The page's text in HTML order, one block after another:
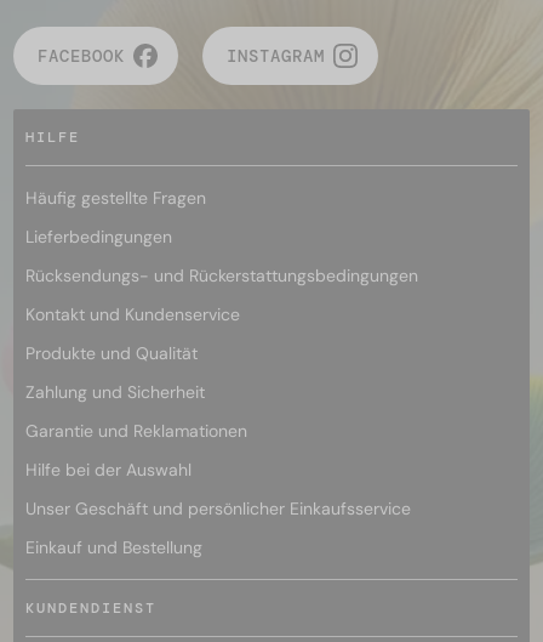
FACEBOOK INSTAGRAM
HILFE
Häufig gestellte Fragen
Lieferbedingungen
Rücksendungs- und Rückerstattungsbedingungen
Kontakt und Kundenservice
Produkte und Qualität
Zahlung und Sicherheit
Garantie und Reklamationen
Hilfe bei der Auswahl
Unser Geschäft und persönlicher Einkaufsservice
Einkauf und Bestellung
KUNDENDIENST